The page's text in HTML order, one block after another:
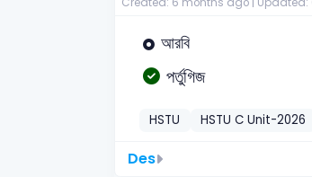
আরবি
পর্তুগিজ
HSTU HSTU C Unit-2026
Des